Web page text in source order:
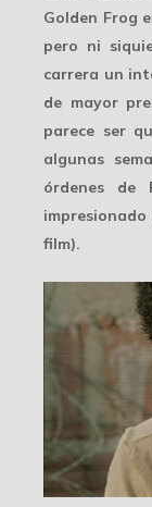
Golden Frog
pero ni
carrera un
de mayor
parece ser
algunas
órdenes de
film).